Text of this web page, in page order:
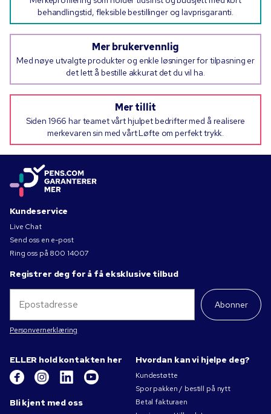
behandlingstid, fleksible bestillinger og lavprisgaranti.
Mer brukervennlig
Med nøye utvalgte produkter og enkle løsninger for tilpasning er
det lett å bestille akkurat det du vil ha.
Mer tillit
Siden 1966 har teamet vårt hjulpet bedrifter med å realisere
merkevaren sin med vårt Løfte om perfekt trykk.
Kundeservice
Live Chat
Send oss en e-post
Ring oss på 800 14007
Registrer deg for å få eksklusive tilbud
Abonner
Personvernerklæring
ELLER hold kontakten her
Bli kjent med oss
Hvordan kan vi hjelpe deg?
Kundestøtte
Spor pakken / bestill på nytt
Betal fakturaen